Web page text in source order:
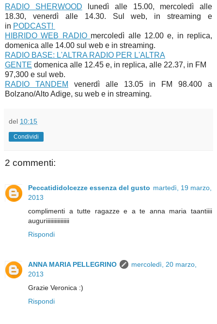
RADIO SHERWOOD lunedì alle 15.00, mercoledì alle
18.30, venerdì alle 14.30. Sul web, in streaming e
in PODCAST!
HIBRIDO WEB RADIO mercoledì alle 12.00 e, in replica,
domenica alle 14.00 sul web e in streaming.
RADIO BASE: L'ALTRA RADIO PER L'ALTRA
GENTE domenica alle 12.45 e, in replica, alle 22.37, in FM
97,300 e sul web.
RADIO TANDEM
venerdì alle 13.05 in FM 98.400 a
Bolzano/Alto Adige, su web e in streaming.
del 10:15
Condividi
2 commenti:
Peccatididolcezze essenza del gusto martedì, 19 marzo,
2013
complimenti a tutte ragazze e a te anna maria taantiiii
auguriiiiiiiiiiiiiiii
Rispondi
ANNA MARIA PELLEGRINO
mercoledì, 20 marzo,
2013
Grazie Veronica :)
Rispondi